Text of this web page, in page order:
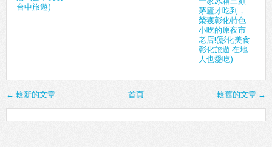
台中旅遊)
茅廬才吃到，
榮獲彰化特色
小吃的原夜市
老店!(彰化美食
彰化旅遊 在地
人也愛吃)
← 較新的文章 較舊的文章 →
首頁